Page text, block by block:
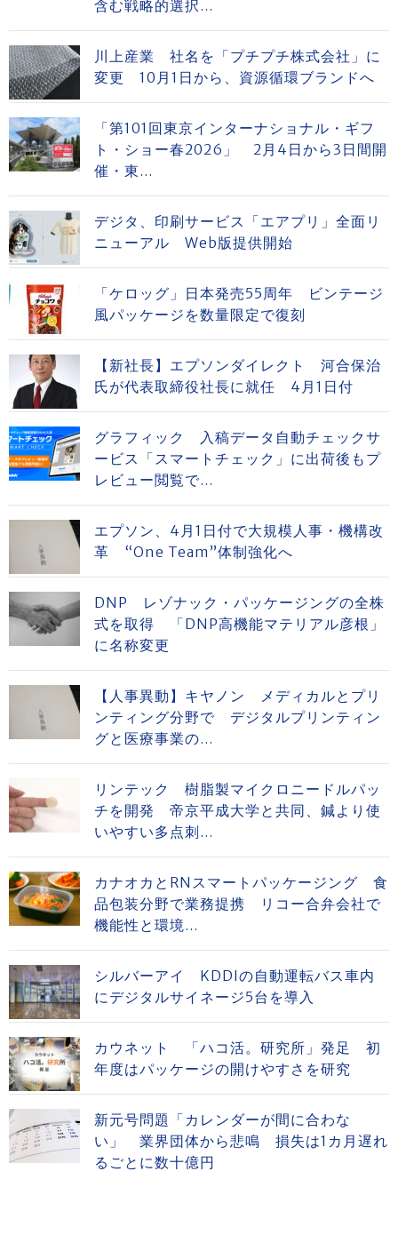
含む戦略的選択...
川上産業 社名を「プチプチ株式会社」に
変更 10月1日から、資源循環ブランドへ
「第101回東京インターナショナル・ギフ
ト・ショー春2026」 2月4日から3日間開
催・東...
デジタ、印刷サービス「エアプリ」全面リ
ニューアル Web版提供開始
「ケロッグ」日本発売55周年 ビンテージ
風パッケージを数量限定で復刻
【新社長】エプソンダイレクト 河合保治
氏が代表取締役社長に就任 4月1日付
グラフィック 入稿データ自動チェックサ
ービス「スマートチェック」に出荷後もプ
レビュー閲覧で...
エプソン、4月1日付で大規模人事・機構改
革 “One Team”体制強化へ
DNP レゾナック・パッケージングの全株
式を取得 「DNP高機能マテリアル彦根」
に名称変更
【人事異動】キヤノン メディカルとプリ
ンティング分野で デジタルプリンティン
グと医療事業の...
リンテック 樹脂製マイクロニードルパッ
チを開発 帝京平成大学と共同、鍼より使
いやすい多点刺...
カナオカとRNスマートパッケージング 食
品包装分野で業務提携 リコー合弁会社で
機能性と環境...
シルバーアイ KDDIの自動運転バス車内
にデジタルサイネージ5台を導入
カウネット 「ハコ活。研究所」発足 初
年度はパッケージの開けやすさを研究
新元号問題「カレンダーが間に合わな
い」 業界団体から悲鳴 損失は1カ月遅れ
るごとに数十億円